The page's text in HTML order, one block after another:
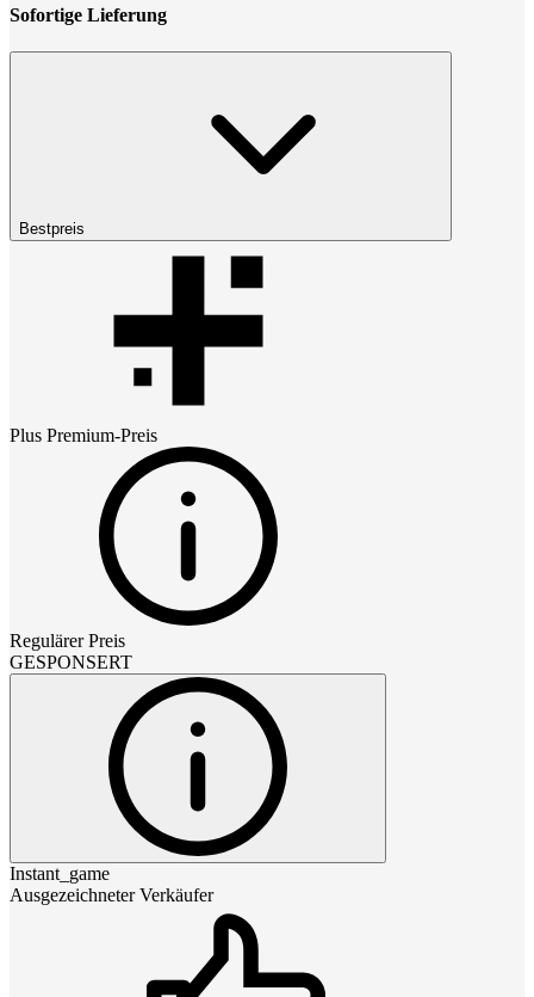
Sofortige Lieferung
Bestpreis
Plus Premium-Preis
Regulärer Preis
GESPONSERT
Instant_game
Ausgezeichneter Verkäufer